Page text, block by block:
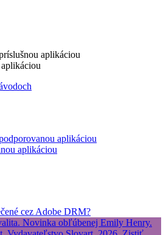
aplikáciou
aplikáciou
aplikáciou
cez Adobe DRM?